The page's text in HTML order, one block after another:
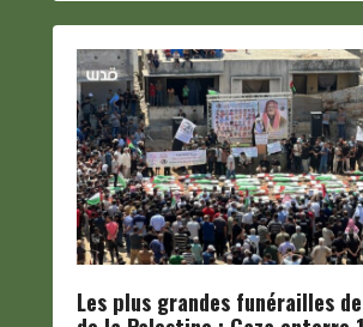
Les plus grandes funérailles